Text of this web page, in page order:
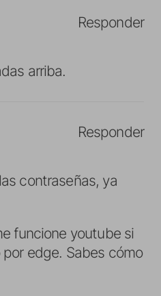
arriba.
Responder
contraseñas, ya
funcione youtube si
edge. Sabes cómo
Responder